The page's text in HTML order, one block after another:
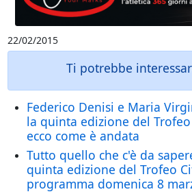
22/02/2015
Ti potrebbe
Federico Denisi e Maria
la quinta edizione del
ecco come è andata
Tutto quello che c'è da
quinta edizione del Trofeo
programma domenica 8